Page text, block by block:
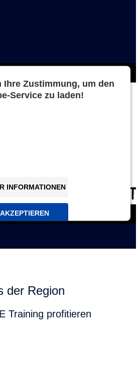
Ihre Zustimmung, um den
Service zu laden!
INFORMATIONEN
AKZEPTIEREN
der Region
Training profitieren